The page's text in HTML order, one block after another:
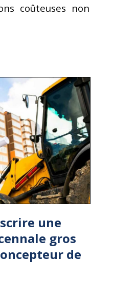
coûteuses non
une
gros
de